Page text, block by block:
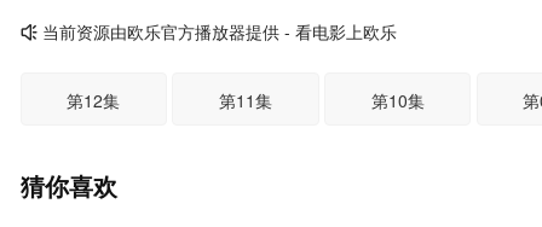
当前资源由欧乐官方播放器提供 - 看电影上欧乐
第12集 第11集 第10集
猜你喜欢